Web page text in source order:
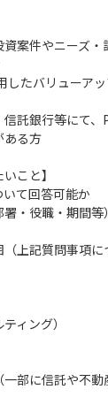
案件やニーズ・
したバリューア
託銀行等にて
ある方
こと】
て回答可能か
・役職・期間
上記質問事項に
ィング）
部に信託や不